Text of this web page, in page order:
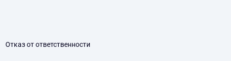
Отказ от ответственности